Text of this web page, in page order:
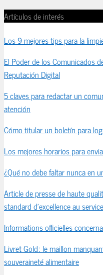
Artículos de interés
Los 9 mejores tips para la
El Poder de los Comunicados
Reputación Digital
5 claves para redactar un
atención
Cómo titular un boletín para
Los mejores horarios para
¿Qué no debe faltar nunca en
Article de presse de haute
standard d’excellence au
Informations officielles
Livret Gold : le maillon
souveraineté alimentaire